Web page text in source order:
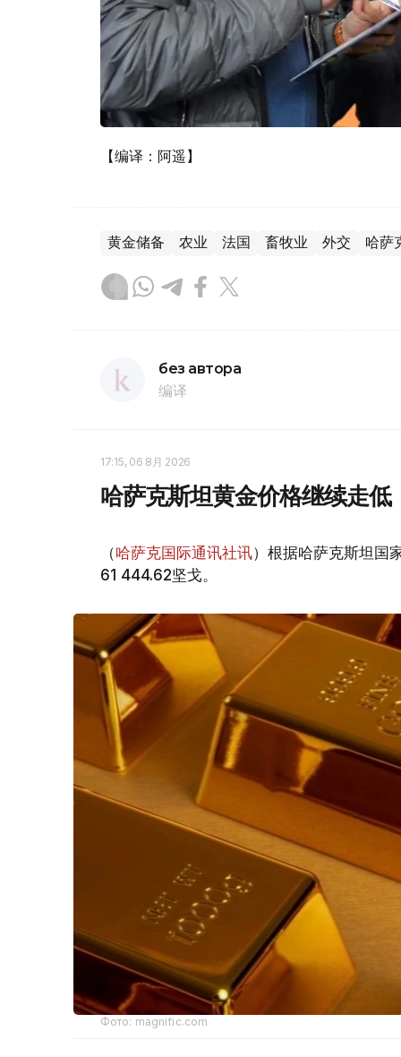
【编译：阿遥】
黄金储备 农业 法国 畜牧业 外交 哈萨
без автора
编译
17:15, 06 8月 2026
哈萨克斯坦黄金价格继续走低
（哈萨克国际通讯社讯）根据哈萨克斯坦国
61 444.62坚戈。
Фото: magnific.com